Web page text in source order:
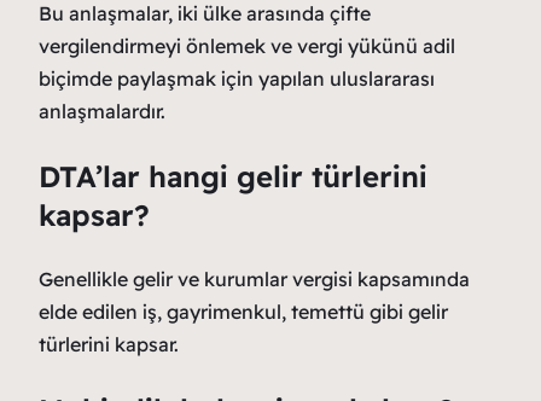
Bu anlaşmalar, iki ülke arasında çifte
vergilendirmeyi önlemek ve vergi yükünü adil
biçimde paylaşmak için yapılan uluslararası
anlaşmalardır.
DTA’lar hangi gelir türlerini
kapsar?
Genellikle gelir ve kurumlar vergisi kapsamında
elde edilen iş, gayrimenkul, temettü gibi gelir
türlerini kapsar.